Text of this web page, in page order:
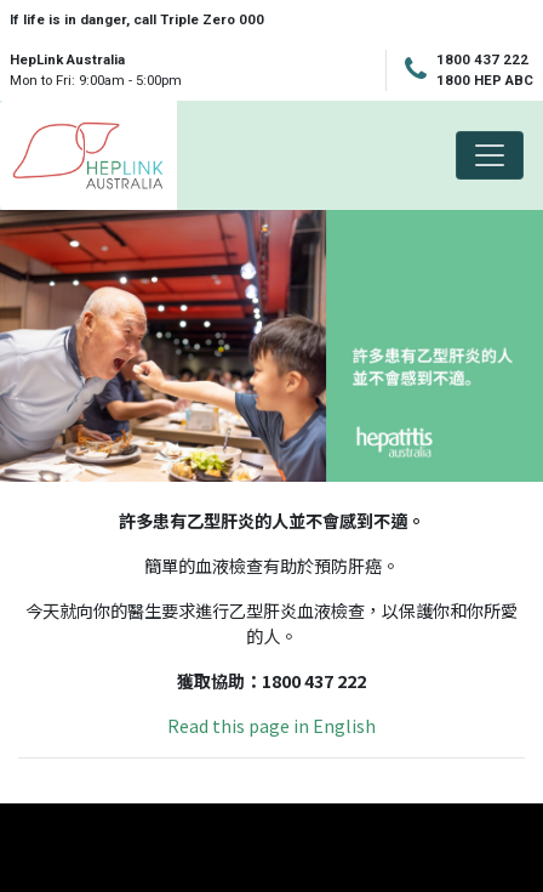
Skip navigation
If life is in danger, call Triple Zero 000
HepLink Australia
Mon to Fri: 9:00am - 5:00pm
1800 437 222
1800 HEP ABC
許多患有乙型肝炎的人並不會感到不適。
簡單的血液檢查有助於預防肝癌。
今天就向你的醫生要求進行乙型肝炎血液檢查，以保護你和你所愛
的人。
獲取協助：1800 437 222
Read this page in English